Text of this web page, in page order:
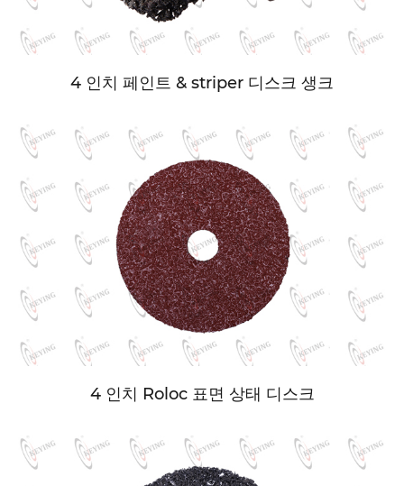
4 인치 페인트 & striper 디스크 생크
4 인치 Roloc 표면 상태 디스크